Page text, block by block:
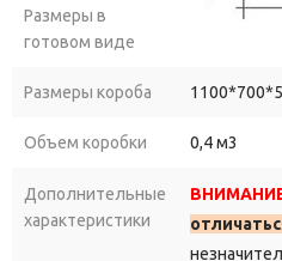
Размеры в
готовом виде
Размеры короба
Объем коробки 0,4 м3
Дополнительные
характеристики